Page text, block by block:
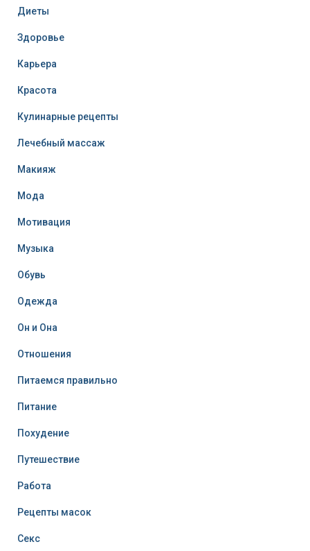
Диеты
Здоровье
Карьера
Красота
Кулинарные рецепты
Лечебный массаж
Макияж
Мода
Мотивация
Музыка
Обувь
Одежда
Он и Она
Отношения
Питаемся правильно
Питание
Похудение
Путешествие
Работа
Рецепты масок
Секс